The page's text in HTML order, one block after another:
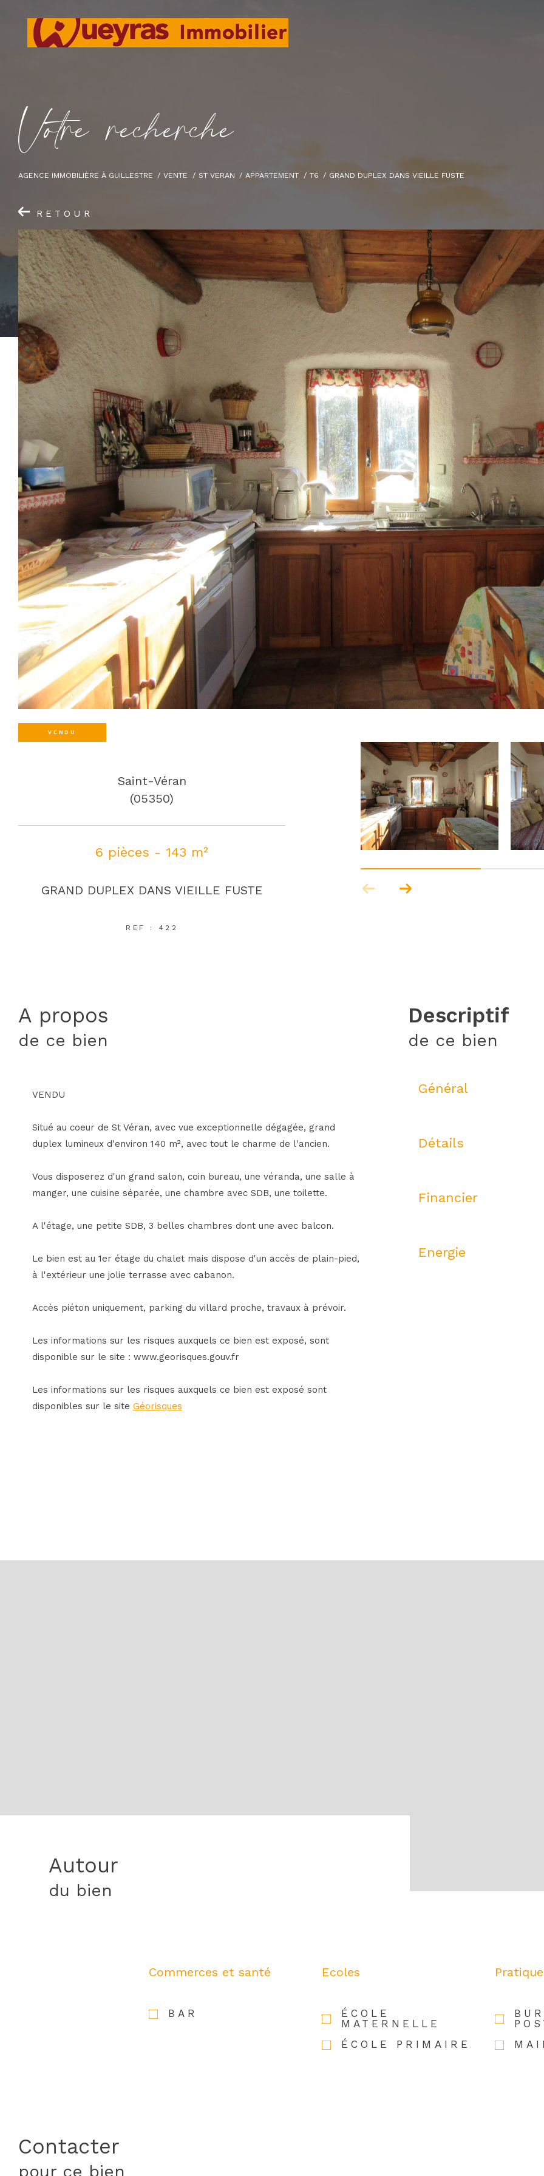
Votre recherche
AGENCE IMMOBILIÈRE À GUILLESTRE VENTE ST VERAN APPARTEMENT T6 GRAND DUPLEX DANS VIEILLE FUSTE
RETOUR
VENDU
Saint-Véran
(05350)
6 pièces - 143 m²
GRAND DUPLEX DANS VIEILLE FUSTE
REF : 422
a propos
de ce bien
VENDU
Situé au coeur de St Véran, avec vue exceptionnelle dégagée, grand
duplex lumineux d'environ 140 m², avec tout le charme de l'ancien.
Vous disposerez d'un grand salon, coin bureau, une véranda, une salle à
manger, une cuisine séparée, une chambre avec SDB, une toilette.
A l'étage, une petite SDB, 3 belles chambres dont une avec balcon.
Le bien est au 1er étage du chalet mais dispose d'un accès de plain-pied,
à l'extérieur une jolie terrasse avec cabanon.
Accès piéton uniquement, parking du villard proche, travaux à prévoir.
Les informations sur les risques auxquels ce bien est exposé, sont
disponible sur le site : www.georisques.gouv.fr
Les informations sur les risques auxquels ce bien est exposé sont
disponibles sur le site Géorisques
descriptif
de ce bien
Général
Détails
Financier
Energie
Autour
du bien
Commerces et santé
BAR
Ecoles
ÉCOLE
MATERNELLE
ÉCOLE PRIMAIRE
Pratique
Contacter
pour ce bien